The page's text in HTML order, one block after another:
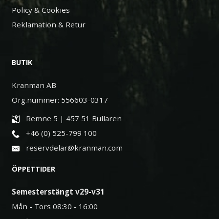
Policy & Cookies
Reklamation & Retur
BUTIK
Kranman AB
Org.nummer: 556603-0317
Remne 5 | 457 51 Bullaren
+46 (0) 525-799 100
reservdelar@kranman.com
ÖPPETTIDER
Semesterstängt v29-v31
Mån - Tors 08:30 - 16:00